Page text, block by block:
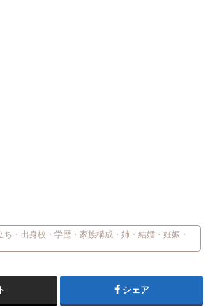
ち・出身校・学歴・家族構成・姉・結婚・妊娠・
シェア